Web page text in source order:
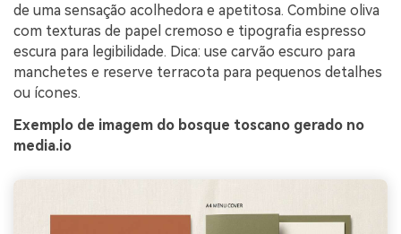
de uma sensação acolhedora e apetitosa. Combine oliva
com texturas de papel cremoso e tipografia espresso
escura para legibilidade. Dica: use carvão escuro para
manchetes e reserve terracota para pequenos detalhes
ou ícones.
Exemplo de imagem do bosque toscano gerado no
media.io